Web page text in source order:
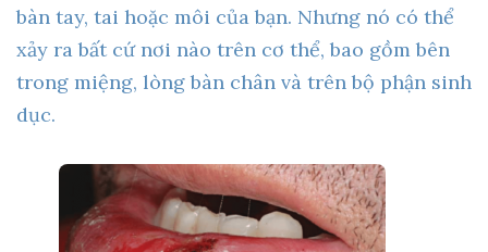
bàn tay, tai hoặc môi của bạn. Nhưng nó có thể
xảy ra bất cứ nơi nào trên cơ thể, bao gồm bên
trong miệng, lòng bàn chân và trên bộ phận sinh
dục.